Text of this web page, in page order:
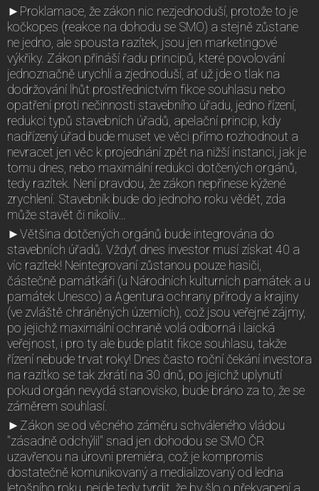
►Proklamace, že zákon nic nezjednoduší, protože to je
kočkopes (reakce na dohodu se SMO) a stejně zůstane
ne jedno, ale spousta razítek, jsou jen marketingové
výkřiky. Zákon přináší řadu principů, které povolování
jednoznačně urychlí a zjednoduší, ať už jde o tlak na
dodržování lhůt prostřednictvím fikce souhlasu nebo
opatření proti nečinnosti stavebního úřadu, jedno řízení,
redukci typů stavebních úřadů, apelační princip, kdy
nadřízený úřad bude muset ve věci přímo rozhodnout a
nevracet jen věc k projednání zpět na nižší instanci, jak je
tomu dnes, nebo maximální redukci dotčených orgánů,
tedy razítek. Není pravdou, že zákon nepřinese kýžené
zrychlení. Stavebník bude do jednoho roku vědět, zda
může stavět či nikoliv…
►Většina dotčených orgánů bude integrována do
stavebních úřadů. Vždyť dnes investor musí získat 40 a
víc razítek! Neintegrovaní zůstanou pouze hasiči,
částečně památkáři (u Národních kulturních památek a u
památek Unesco) a Agentura ochrany přírody a krajiny
(ve zvláště chráněných územích), což jsou veřejné zájmy,
po jejichž maximální ochraně volá odborná i laická
veřejnost, i pro ty ale bude platit fikce souhlasu, takže
řízení nebude trvat roky! Dnes často roční čekání investora
na razítko se tak zkrátí na 30 dnů, po jejichž uplynutí
pokud orgán nevydá stanovisko, bude bráno za to, že se
záměrem souhlasí.
►Zákon se od věcného záměru schváleného vládou
"zásadně odchýlil" snad jen dohodou se SMO ČR
uzavřenou na úrovni premiéra, což je kompromis
dostatečně komunikovaný a medializovaný od ledna
letošního roku, nejde tedy tvrdit, že by šlo o překvapení a